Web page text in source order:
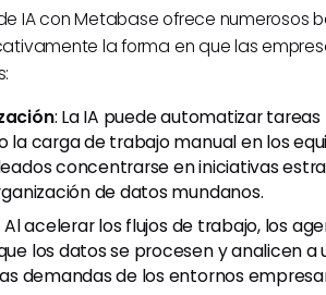
IA con Metabase ofrece numerosos
la forma en que las
: La IA puede automatizar
la carga de trabajo manual en los
concentrarse en iniciativas
de datos mundanos.
Al acelerar los flujos de trabajo, los
los datos se procesen y analicen a
demandas de los entornos